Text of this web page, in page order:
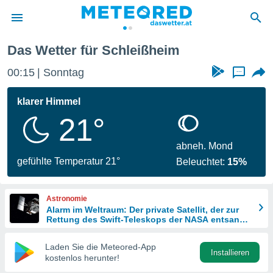
wurde
dass
sind.
diese
Das Wetter für Schleißheim
00:15 Sonntag ...
klarer Himmel
21°
gefühlte Temperatur 21°
abneh. Mond
Beleuchtet: 15%
Astronomie
Alarm im Weltraum: Der private Satellit, der zur
Rettung des Swift-Teleskops der NASA entsandt
Laden Sie die Meteored-App
kostenlos herunter!
Installieren